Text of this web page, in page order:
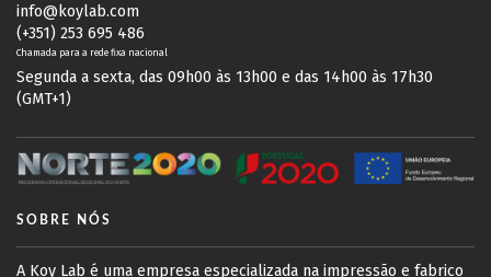
info@koylab.com
(+351) 253 695 486
Chamada para a rede fixa nacional
Segunda a sexta, das 09h00 às 13h00 e das 14h00 às 17h30
(GMT+1)
SOBRE NÓS
A Koy Lab é uma empresa especializada na impressão e fabrico